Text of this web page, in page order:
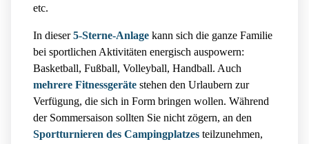
etc.
In dieser5-Sterne-Anlage kann sich die ganze Familie
bei sportlichen Aktivitäten energisch auspowern:
Basketball, Fußball, Volleyball, Handball. Auch
mehrere Fitnessgeräte stehen den Urlaubern zur
Verfügung, die sich in Form bringen wollen. Während
der Sommersaison sollten Sie nicht zögern, an den
Sportturnieren des Campingplatzes teilzunehmen,